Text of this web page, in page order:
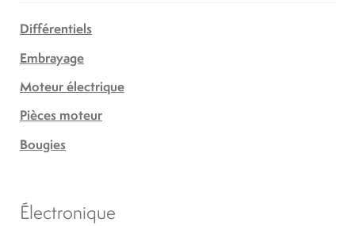
Différentiels
Embrayage
Moteur électrique
Pièces moteur
Bougies
Électronique